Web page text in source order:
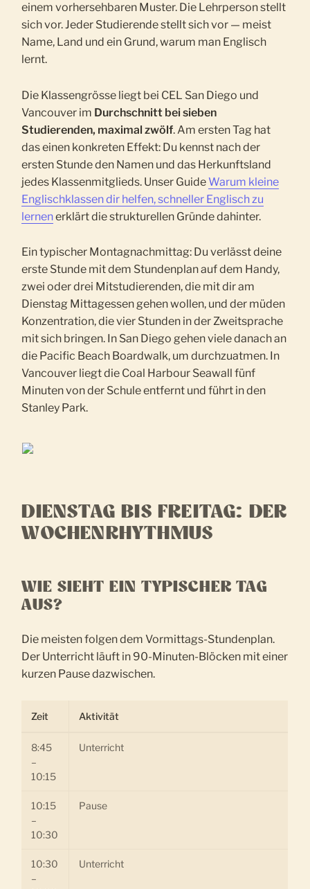
einem vorhersehbaren Muster. Die Lehrperson stellt
sich vor. Jeder Studierende stellt sich vor — meist
Name, Land und ein Grund, warum man Englisch
lernt.
Die Klassengrösse liegt bei CEL San Diego und
Vancouver im Durchschnitt bei sieben
Studierenden, maximal zwölf. Am ersten Tag hat
das einen konkreten Effekt: Du kennst nach der
ersten Stunde den Namen und das Herkunftsland
jedes Klassenmitglieds. Unser Guide Warum kleine
Englischklassen dir helfen, schneller Englisch zu
lernenerklärt die strukturellen Gründe dahinter.
Ein typischer Montagnachmittag: Du verlässt deine
erste Stunde mit dem Stundenplan auf dem Handy,
zwei oder drei Mitstudierenden, die mit dir am
Dienstag Mittagessen gehen wollen, und der müden
Konzentration, die vier Stunden in der Zweitsprache
mit sich bringen. In San Diego gehen viele danach an
die Pacific Beach Boardwalk, um durchzuatmen. In
Vancouver liegt die Coal Harbour Seawall fünf
Minuten von der Schule entfernt und führt in den
Stanley Park.
DIENSTAG BIS FREITAG: DER
WOCHENRHYTHMUS
WIE SIEHT EIN TYPISCHER TAG
AUS?
Die meisten folgen dem Vormittags-Stundenplan.
Der Unterricht läuft in 90-Minuten-Blöcken mit einer
kurzen Pause dazwischen.
Zeit Aktivität
8:45
–
10:15
Unterricht
10:15
–
10:30
Pause
10:30
–
Unterricht